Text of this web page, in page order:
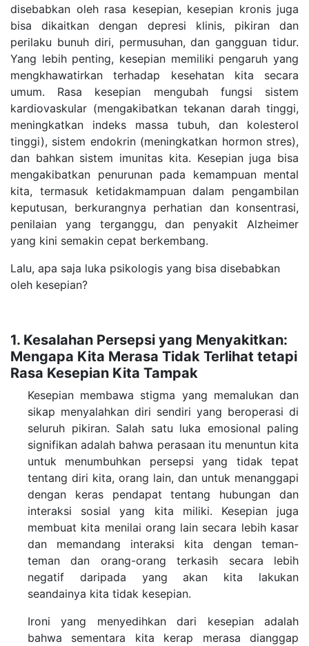
disebabkan oleh rasa kesepian, kesepian kronis juga
bisa dikaitkan dengan depresi klinis, pikiran dan
perilaku bunuh diri, permusuhan, dan gangguan tidur.
Yang lebih penting, kesepian memiliki pengaruh yang
mengkhawatirkan terhadap kesehatan kita secara
umum. Rasa kesepian mengubah fungsi sistem
kardiovaskular (mengakibatkan tekanan darah tinggi,
meningkatkan indeks massa tubuh, dan kolesterol
tinggi), sistem endokrin (meningkatkan hormon stres),
dan bahkan sistem imunitas kita. Kesepian juga bisa
mengakibatkan penurunan pada kemampuan mental
kita, termasuk ketidakmampuan dalam pengambilan
keputusan, berkurangnya perhatian dan konsentrasi,
penilaian yang terganggu, dan penyakit Alzheimer
yang kini semakin cepat berkembang.
Lalu, apa saja luka psikologis yang bisa disebabkan
oleh kesepian?
1. Kesalahan Persepsi yang Menyakitkan:
Mengapa Kita Merasa Tidak Terlihat tetapi
Rasa Kesepian Kita Tampak
Kesepian membawa stigma yang memalukan dan
sikap menyalahkan diri sendiri yang beroperasi di
seluruh pikiran. Salah satu luka emosional paling
signifikan adalah bahwa perasaan itu menuntun kita
untuk menumbuhkan persepsi yang tidak tepat
tentang diri kita, orang lain, dan untuk menanggapi
dengan keras pendapat tentang hubungan dan
interaksi sosial yang kita miliki. Kesepian juga
membuat kita menilai orang lain secara lebih kasar
dan memandang interaksi kita dengan teman-
teman dan orang-orang terkasih secara lebih
negatif daripada yang akan kita lakukan
seandainya kita tidak kesepian.
Ironi yang menyedihkan dari kesepian adalah
bahwa sementara kita kerap merasa dianggap